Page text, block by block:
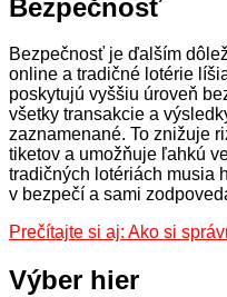
Bezpečnosť
Bezpečnosť je ďalším
online a tradičné lotérie
poskytujú vyššiu úroveň
všetky transakcie a
zaznamenané. To znižuje
tiketov a umožňuje ľahkú
tradičných lotériách musia
v bezpečí a sami
Prečítajte si aj: Ako si
Výber hier